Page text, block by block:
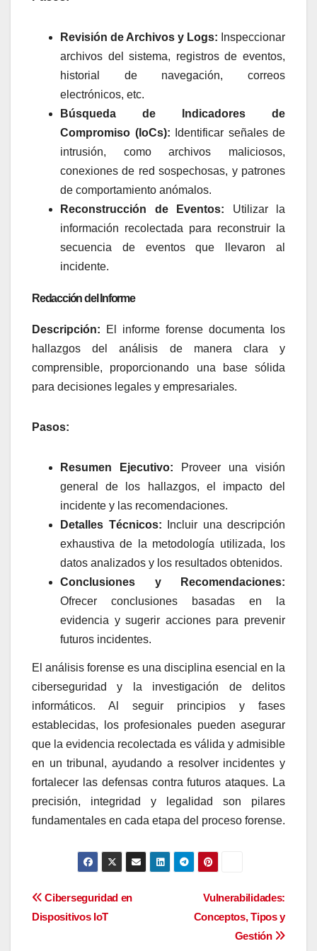
Revisión de Archivos y Logs: Inspeccionar
archivos del sistema, registros de eventos,
historial de navegación, correos
electrónicos, etc.
Búsqueda de Indicadores de
Compromiso (IoCs): Identificar señales de
intrusión, como archivos maliciosos,
conexiones de red sospechosas, y patrones
de comportamiento anómalos.
Reconstrucción de Eventos: Utilizar la
información recolectada para reconstruir la
secuencia de eventos que llevaron al
incidente.
Redacción del Informe
Descripción: El informe forense documenta los
hallazgos del análisis de manera clara y
comprensible, proporcionando una base sólida
para decisiones legales y empresariales.
Pasos:
Resumen Ejecutivo: Proveer una visión
general de los hallazgos, el impacto del
incidente y las recomendaciones.
Detalles Técnicos: Incluir una descripción
exhaustiva de la metodología utilizada, los
datos analizados y los resultados obtenidos.
Conclusiones y Recomendaciones:
Ofrecer conclusiones basadas en la
evidencia y sugerir acciones para prevenir
futuros incidentes.
El análisis forense es una disciplina esencial en la
ciberseguridad y la investigación de delitos
informáticos. Al seguir principios y fases
establecidas, los profesionales pueden asegurar
que la evidencia recolectada es válida y admisible
en un tribunal, ayudando a resolver incidentes y
fortalecer las defensas contra futuros ataques. La
precisión, integridad y legalidad son pilares
fundamentales en cada etapa del proceso forense.
Navegación
de
Vulnerabilidades:
Conceptos, Tipos y
Gestión
Ciberseguridad en
Dispositivos IoT